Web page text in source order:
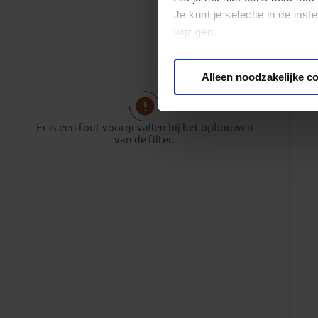
Je kunt je selectie in de
wijzigen.
Alleen noodzakelijke
Er is een fout voorgevallen bij het opbouwen
van de filter.